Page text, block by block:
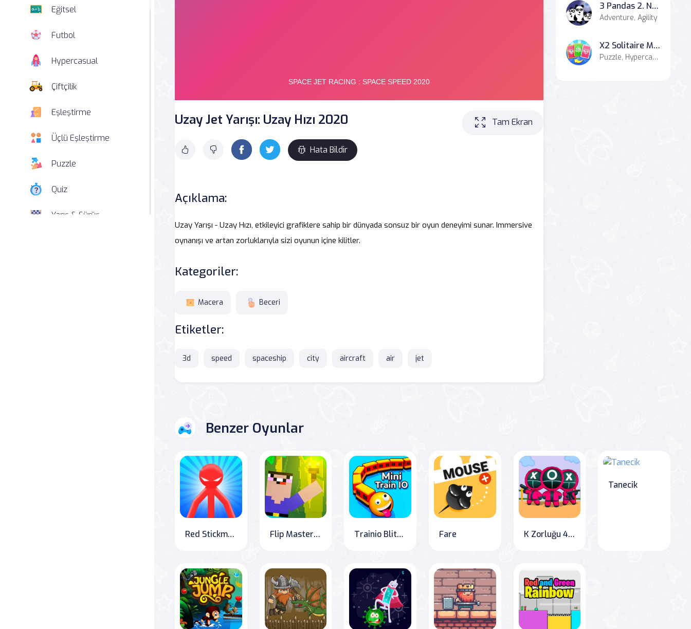
Eğitsel
Futbol
Hypercasual
Çiftçilik
Eşleştirme
Üçlü Eşleştirme
Puzzle
Quiz
Yarış & Sürüş
Uzay Jet Yarışı: Uzay Hızı 2020
Hata Bildir
Tam Ekran
Açıklama:
Uzay Yarışı - Uzay Hızı, etkileyici grafiklere sahip bir dünyada sonsuz bir oyun deneyimi sunar. Immersive
oynanışı ve artan zorluklarıyla sizi oyunun içine kilitler.
Kategoriler:
Macera Beceri
Etiketler:
3d speed spaceship city aircraft air jet
3 Pandas 2. Night
Adventure, Agility
X2 Solitaire Merge: 2048 Cards
Puzzle, Hypercasual, Cards, Casual
Benzer Oyunlar
Red Stickman vs Monster School Flip Master: Noob Edition Trainio Blitz: The Race to be the Longest Train! Fare K Zorluğu 456
Tanecik